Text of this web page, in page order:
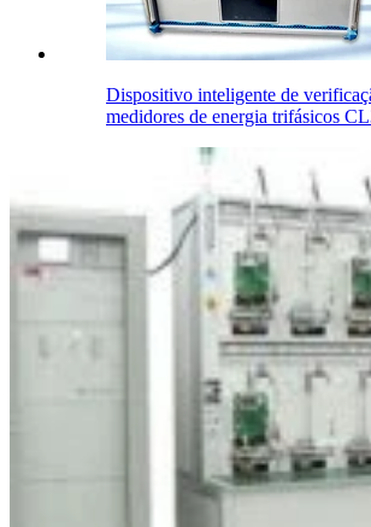
Dispositivo inteligente de
medidores de energia trifásicos